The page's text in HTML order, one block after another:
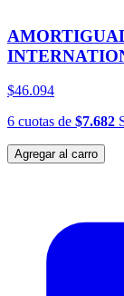
$46.094
6 cuotas de $7.682
Agregar al carro